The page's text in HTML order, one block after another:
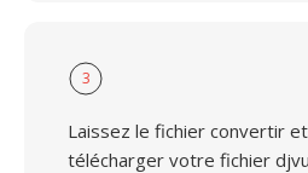
3
Laissez le fichier convertir
télécharger votre fichier